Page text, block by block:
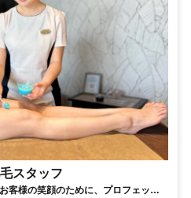
スタッフ
客様の笑顔のために、プロフェッシ